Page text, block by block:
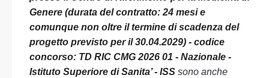
Genere (durata del contratto: 24 mesi e
comunque non oltre il termine di scadenza del
progetto previsto per il 30.04.2029) - codice
concorso: TD RIC CMG 2026 01 - Nazionale -
Istituto Superiore di Sanita’ - ISS sono anche